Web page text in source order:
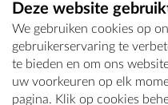
T -
E -
Deze website
We gebruiken cookies op
gebruikerservaring te
te bieden en om ons
uw voorkeuren op elk
pagina. Klik op cookies